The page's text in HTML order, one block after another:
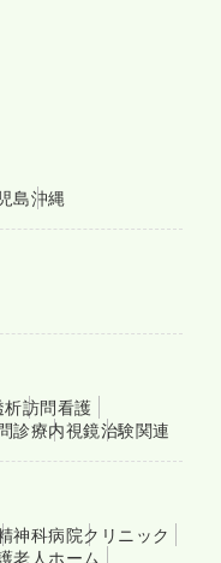
島沖縄
析訪問看護
診療内視鏡治験関連
神科病院クリニック
老人ホーム